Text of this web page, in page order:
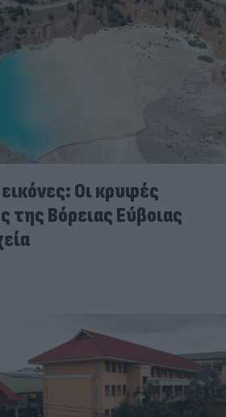
Οι κρυφές
της Βόρειας Εύβοιας